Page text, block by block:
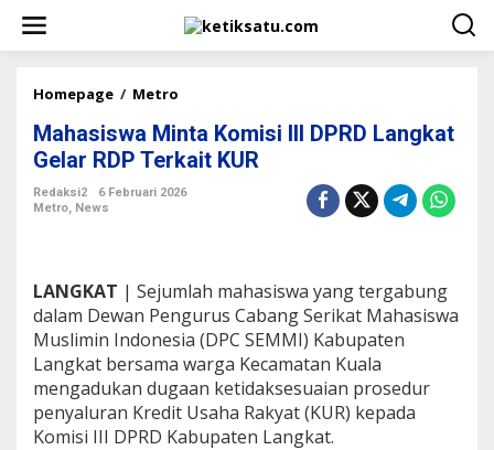
w
Homepage / Metro
h
a
s
i
i
n
t
a
K
o
m
i
Mahasiswa Minta Komisi III DPRD Langkat
Gelar RDP Terkait KUR
Redaksi2
6 Februari 2026
Metro, News
LANGKAT | Sejumlah mahasiswa yang tergabung
dalam Dewan Pengurus Cabang Serikat Mahasiswa
Muslimin Indonesia (DPC SEMMI) Kabupaten
Langkat bersama warga Kecamatan Kuala
mengadukan dugaan ketidaksesuaian prosedur
penyaluran Kredit Usaha Rakyat (KUR) kepada
Komisi III DPRD Kabupaten Langkat.